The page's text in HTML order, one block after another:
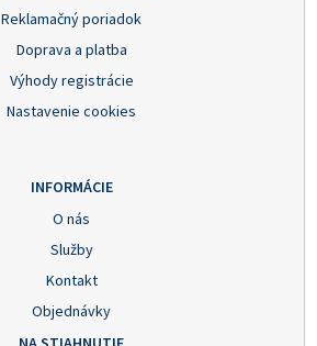
Reklamačný poriadok
Doprava a platba
Výhody registrácie
Nastavenie cookies
INFORMÁCIE
O nás
Služby
Kontakt
Objednávky